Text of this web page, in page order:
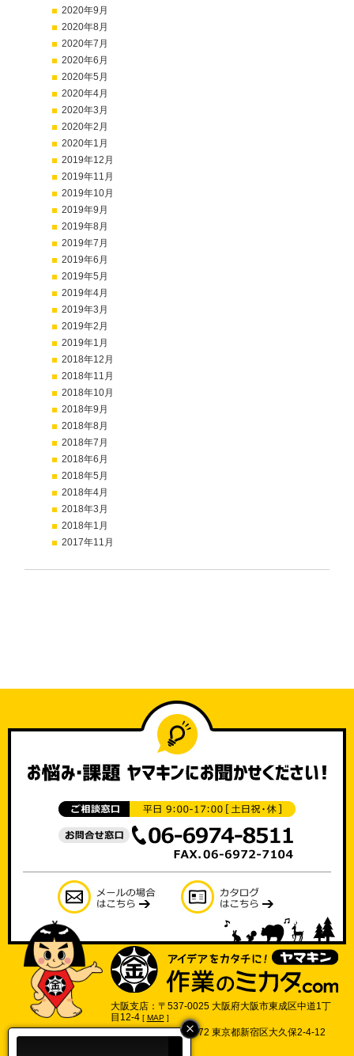
2020年9月
2020年8月
2020年7月
2020年6月
2020年5月
2020年4月
2020年3月
2020年2月
2020年1月
2019年12月
2019年11月
2019年10月
2019年9月
2019年8月
2019年7月
2019年6月
2019年5月
2019年4月
2019年3月
2019年2月
2019年1月
2018年12月
2018年11月
2018年10月
2018年9月
2018年8月
2018年7月
2018年6月
2018年5月
2018年4月
2018年3月
2018年1月
2017年11月
大阪支店：〒537-0025 大阪府大阪市東成区中道1丁
目12-4 [ MAP]
東京支店：〒169-0072 東京都新宿区大久保2-4-12